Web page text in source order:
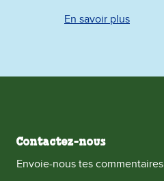
En savoir plus
Contactez-nous
Envoie-nous tes commentaires